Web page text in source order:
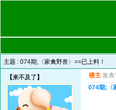
主题 : 074期;〈家禽野兽〉==已上料！
【来不及了 】 楼主 发表
074期;〈